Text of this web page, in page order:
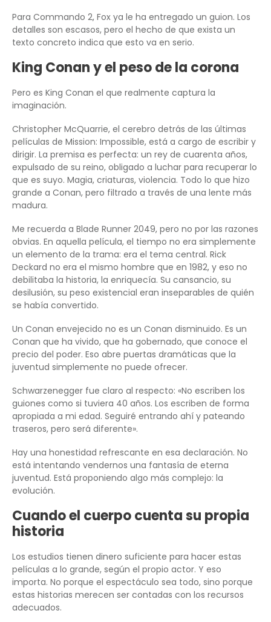
Para Commando 2, Fox ya le ha entregado un guion. Los
detalles son escasos, pero el hecho de que exista un
texto concreto indica que esto va en serio.
King Conan y el peso de la corona
Pero es King Conan el que realmente captura la
imaginación.
Christopher McQuarrie, el cerebro detrás de las últimas
películas de Mission: Impossible, está a cargo de escribir y
dirigir. La premisa es perfecta: un rey de cuarenta años,
expulsado de su reino, obligado a luchar para recuperar lo
que es suyo. Magia, criaturas, violencia. Todo lo que hizo
grande a Conan, pero filtrado a través de una lente más
madura.
Me recuerda a Blade Runner 2049, pero no por las razones
obvias. En aquella película, el tiempo no era simplemente
un elemento de la trama: era el tema central. Rick
Deckard no era el mismo hombre que en 1982, y eso no
debilitaba la historia, la enriquecía. Su cansancio, su
desilusión, su peso existencial eran inseparables de quién
se había convertido.
Un Conan envejecido no es un Conan disminuido. Es un
Conan que ha vivido, que ha gobernado, que conoce el
precio del poder. Eso abre puertas dramáticas que la
juventud simplemente no puede ofrecer.
Schwarzenegger fue claro al respecto: «No escriben los
guiones como si tuviera 40 años. Los escriben de forma
apropiada a mi edad. Seguiré entrando ahí y pateando
traseros, pero será diferente».
Hay una honestidad refrescante en esa declaración. No
está intentando vendernos una fantasía de eterna
juventud. Está proponiendo algo más complejo: la
evolución.
Cuando el cuerpo cuenta su propia
historia
Los estudios tienen dinero suficiente para hacer estas
películas a lo grande, según el propio actor. Y eso
importa. No porque el espectáculo sea todo, sino porque
estas historias merecen ser contadas con los recursos
adecuados.